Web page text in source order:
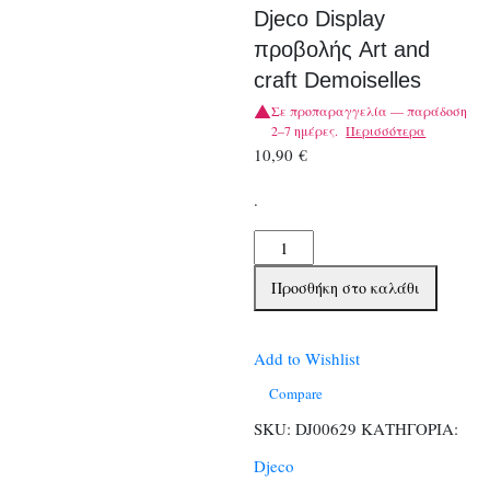
Djeco Display
προβολής Art and
craft Demoiselles
Σε προπαραγγελία — παράδοση
2–7 ημέρες. Περισσότερα
10,90€
.
Djeco
Display
προβολής
and
craft
Προσθήκη στο καλάθι
Add to Wishlist
Compare
SKU: DJ00629 ΚΑΤΗΓΟΡΙΑ:
Djeco